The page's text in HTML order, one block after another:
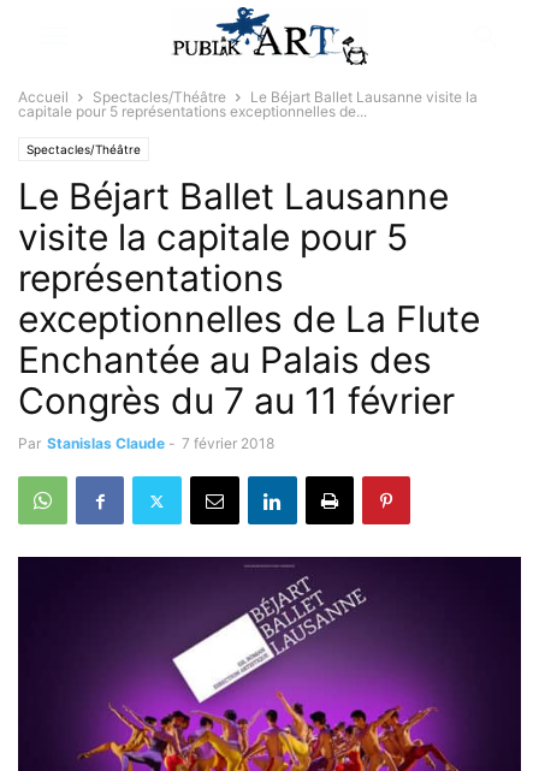
Accueil Spectacles/Théâtre
Le Béjart Ballet Lausanne visite la
capitale pour 5 représentations exceptionnelles de...
Spectacles/Théâtre
Le Béjart Ballet Lausanne
visite la capitale pour 5
représentations
exceptionnelles de La Flute
Enchantée au Palais des
Congrès du 7 au 11 février
Par Stanislas Claude - 7 février 2018